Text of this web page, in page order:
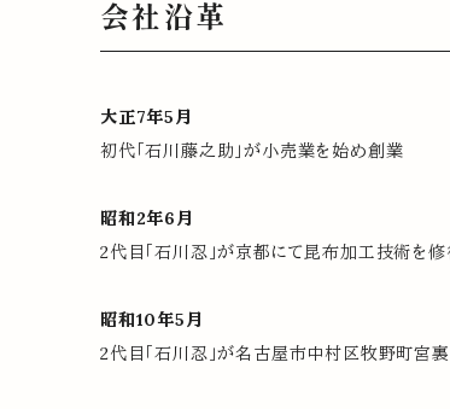
会社沿革
大正7年5月
初代「石川藤之助」が小売業を始め創業
昭和2年6月
2代目「石川忍」が京都にて昆布加工技術を修
昭和10年5月
2代目「石川忍」が名古屋市中村区牧野町宮